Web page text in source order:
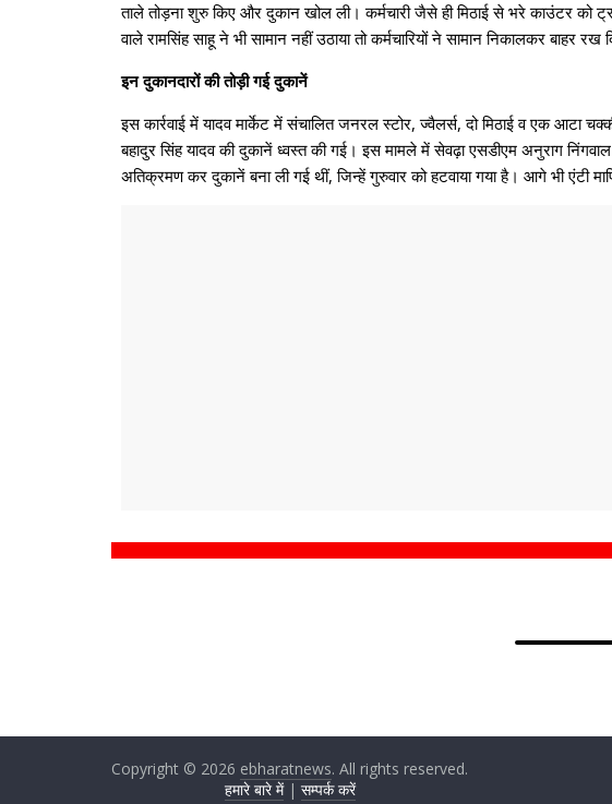
ताले तोड़ना शुरु किए और दुकान खोल ली। कर्मचारी जैसे ही मिठाई से भरे काउंटर
वाले रामसिंह साहू ने भी सामान नहीं उठाया तो कर्मचारियों ने सामान निकालकर बाहर
इन दुकानदारों की तोड़ी गई दुकानें
इस कार्रवाई में यादव मार्केट में संचालित जनरल स्टोर, ज्वैलर्स, दो मिठाई व एक आटा
बहादुर सिंह यादव की दुकानें ध्वस्त की गई।इस मामले में सेवढ़ा एसडीएम अनुराग निंगवाल
अतिक्रमण कर दुकानें बना ली गई थीं, जिन्हें गुरुवार को हटवाया गया है। आगे भी एंटी
Copyright © 2026 ebharatnews. All rights reserved.
हमारे बारे में| सम्पर्क करें